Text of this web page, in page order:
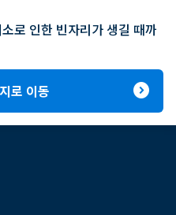
로 인한 빈자리가 생길 때까
로 이동 expand_circle_right